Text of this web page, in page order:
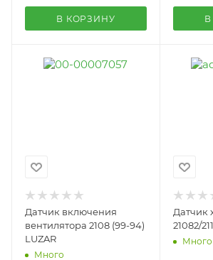
В КОРЗИНУ
Датчик включения
вентилятора 2108 (99-94)
LUZAR
Много
Датчик
21082/
Много